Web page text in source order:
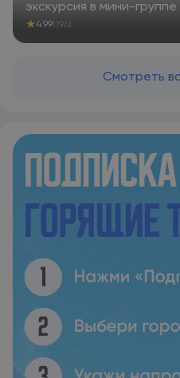
экскурсия в мини-группе
★4.99 (196)
Смотреть